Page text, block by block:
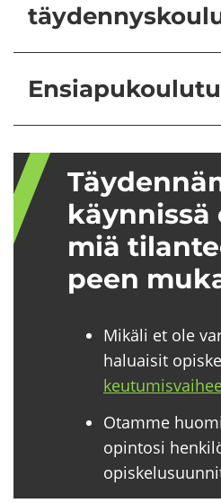
miä
peen
Mikäli et ole
haluaisit
Otamme
opintosi